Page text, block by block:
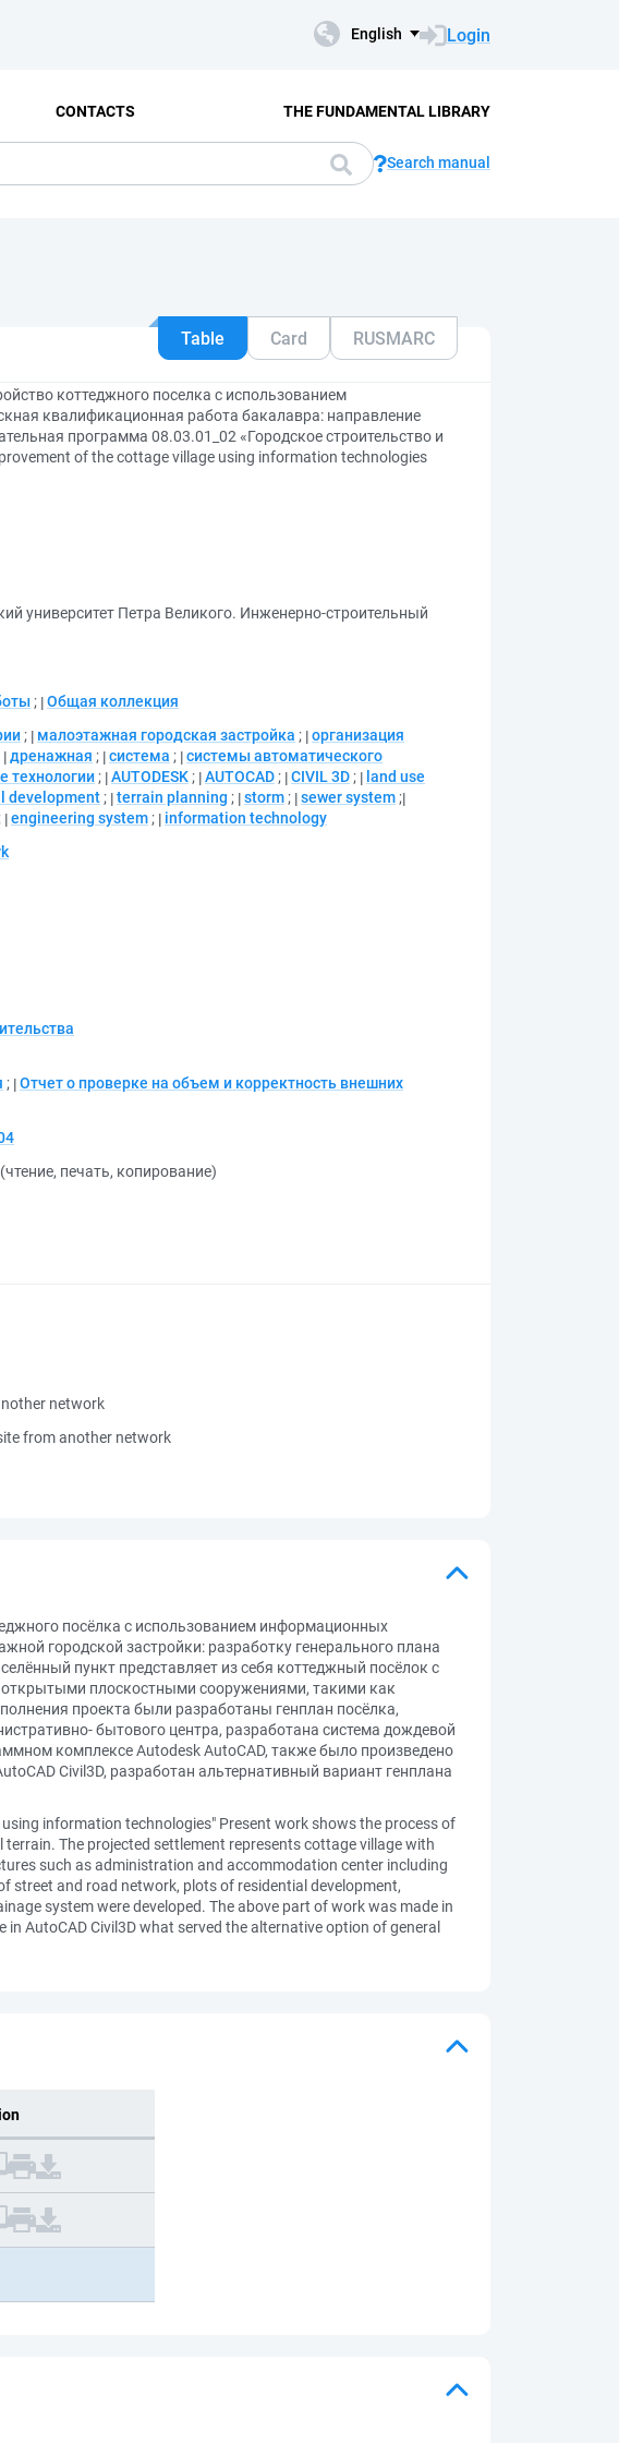
English Login
CONTACTS THE FUNDAMENTAL LIBRARY
Search manual
Table Card RUSMARC
коттеджного поселка с использованием
квалификационная работа бакалавра: направление
программа 08.03.01_02 «Городское строительство и
of the cottage village using information technologies
университет Петра Великого. Инженерно-строительный
; Общая коллекция
; малоэтажная городская застройка ; организация
дренажная ; система ; системы автоматического
технологии ; AUTODESK ; AUTOCAD ; CIVIL 3D ;
land use
development ; terrain planning ; storm ; sewer system ;
; engineering system ;
information technology
; Отчет о проверке на объем и корректность внешних
печать, копирование)
network
from another network
посёлка с использованием информационных
городской застройки: разработку генерального плана
пункт представляет из себя коттеджный посёлок с
плоскостными сооружениями, такими как
проекта были разработаны генплан посёлка,
бытового центра, разработана система дождевой
комплексе Autodesk AutoCAD, также было произведено
Civil3D, разработан альтернативный вариант генплана
information technologies" Present work shows the process of
The projected settlement represents cottage village with
such as administration and accommodation center including
street and road network, plots of residential development,
system were developed. The above part of work was made in
AutoCAD Civil3D what served the alternative option of general